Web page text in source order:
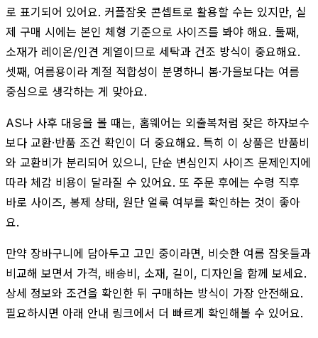
로 표기되어 있어요. 커플잠옷 콘셉트로 활용할 수는 있지만, 실
제 구매 시에는 본인 체형 기준으로 사이즈를 봐야 해요. 둘째,
소재가 레이온/인견 계열이므로 세탁과 건조 방식이 중요해요.
셋째, 여름용이라 계절 적합성이 분명하니 봄·가을보다는 여름
중심으로 생각하는 게 맞아요.
AS나 사후 대응을 볼 때는, 홈웨어는 외출복처럼 잦은 하자보수
보다 교환·반품 조건 확인이 더 중요해요. 특히 이 상품은 반품비
와 교환비가 분리되어 있으니, 단순 변심인지 사이즈 문제인지에
따라 체감 비용이 달라질 수 있어요. 또 주문 후에는 수령 직후
바로 사이즈, 봉제 상태, 원단 얼룩 여부를 확인하는 것이 좋아
요.
만약 장바구니에 담아두고 고민 중이라면, 비슷한 여름 잠옷들과
비교해 보면서 가격, 배송비, 소재, 길이, 디자인을 함께 보세요.
상세 정보와 조건을 확인한 뒤 구매하는 방식이 가장 안전해요.
필요하시면 아래 안내 링크에서 더 빠르게 확인해볼 수 있어요.